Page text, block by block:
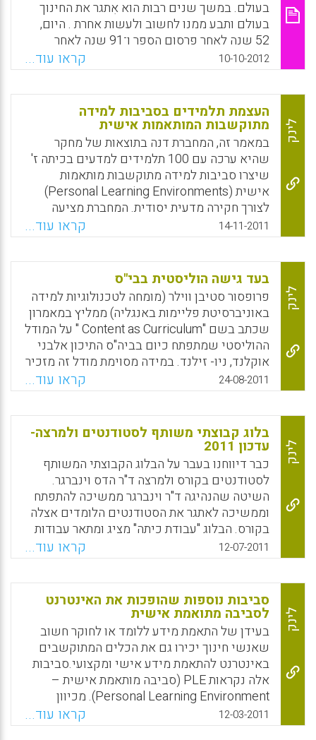
בעולם. במשך שנים רבות הוא אִתגר את החינוך
בעולם ותבע ממנו לחשוב ולעשות אחרת . היום,
52 שנה לאחר פרסום הספר ו־91 שנה לאחר
הקמתו של בית הספר, הרעיונות של ניל ובית ספרו
עדיין חיים וממשיכים לאתגר את החינוך הבית
ספרי הרגיל. אין בית ספר בעולם שהשפיע יותר
על מחשבת החינוך ועל העשייה החינוכית כמו
"סאמרהיל", בית ספר פנימייתי קטן (מיום הקמתו
לומדים בו כמה עשרות תלמידים בלבד) בעיירה
אנגלית מנומנמת ( רביב רייכרט) .
WhatsApp
Facebook
Email
X
10-10-2012 קראו עוד...
לינק
העצמת תלמידים בסביבות למידה
מתוקשבות המותאמות אישית
במאמר זה, המחברת דנה בתוצאות של מחקר
שהיא ערכה עם 100 תלמידים למדעים בכיתה ז'
שיצרו סביבות למידה מתוקשבות מותאמות
אישית (Personal Learning Environments)
לצורך חקירה מדעית יסודית. המחברת מציעה
תובנה לגבי סביבות הלמידה המתוקשבות
המותאמות אישית שנטען כי זו השיטה שבה
משתמשים התלמידים כדי לארגן את הלמידה
המקוונת שלהם המכוונת עצמית. היא מציינת
שהממצאים הכוללים שלה חשפו כי יכולתם של
התלמידים למנף טכנולוגיות חדשות, כך שאלה
יענו על היעדים החינוכיים, משפיעה הן על
התלמיד והן על המורה (Drexler, Wendy).
WhatsApp
Facebook
Email
X
14-11-2011 קראו עוד...
לינק
בעד גישה הוליסטית בבי"ס
פרופסור סטיבן ווילר (מומחה לטכנולוגיות למידה
באוניברסיטת פליימות באנגליה) ממליץ במאמרון
שכתב בשם "Content as Curriculum " על המודל
ההוליסטי שמתפתח כיום בביה"ס התיכון אלבני
אוקלנד, ניו- זילנד. במידה מסוימת מודל זה מזכיר
את מודל הלמידה בבתי הספר הדמוקרטיים בארץ
אך יש בו שילוב בינתחומי רב יותר ושילוב רב יותר
של אמצעי תקשוב מתקדמים . ביה"ס התיכון
מורכב ממרכזי למידה ובו לומדים גילאים שונים
בעבודת צוות ופרוייקטים והתלמידים יכולים
לעבור בין מרכזי למידה של מקצועות לימוד
שונים.
WhatsApp
Facebook
Email
X
24-08-2011 קראו עוד...
לינק
בלוג קבוצתי משותף לסטודנטים ולמרצה-
עדכון 2011
כבר דיווחנו בעבר על הבלוג הקבוצתי המשותף
לסטודנטים בקורס ולמרצה ד"ר הדס וינברגר.
השיטה שהנהיגה ד"ר וינברגר ממשיכה להתפתח
וממשיכה לאתגר את הסטודנטים הלומדים אצלה
בקורס. הבלוג "עבודת כיתה" מציג ומתאר עבודות
סטודנטים במחלקה לטכנולוגיות למידה במכון
הטכנולוגי חולון. מעיון וקריאה בבלוג "עבודת
כיתה" נראה כי הוא הפך לבסיס ידע שיתופי של
הקורס כאשר עבודות החקר הופכות לנחלת הכלל
ומעמיקות את הידע של הלומדים. לאחרונה ראינו
בבלוג קבוצתי זה דיווחים על פרויקטים
מתוקשבים מאתגרים של הסטודנטים בתחומי
התאמת מידע באינטרנט. תוצרי הקורס
והפרויקטים של הלומדים הוצגו גם הוצג במסגרת
כנס מיט"ל התשיעי להוראה מתוקשבת בחינוך
הגבוה.
12-07-2011 קראו עוד...
לינק
סביבות נוספות שהופכות את האינטרנט
לסביבה מתואמת אישית
בעידן של התאמת מידע ללומד או לחוקר חשוב
שאנשי חינוך יכירו גם את הכלים המתוקשבים
באינטרנט להתאמת מידע אישי ומקצועי.סביבות
אלה נקראות PLE (סביבה מותאמת אישית –
Personal Learning Environment). מכיוון
שמדובר באתרים, ניתן לעבור ממחשב למחשב
ובכניסה אחת להיות נגיש לכל אתרי העבודה
12-03-2011 קראו עוד...